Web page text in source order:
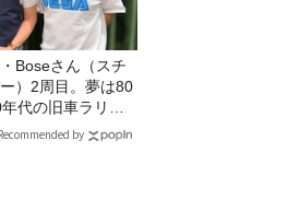
Boseさん（スチ
）2周目。夢は80
代の旧車ラリ
by